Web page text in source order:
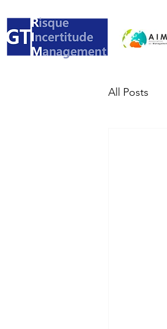
All Posts